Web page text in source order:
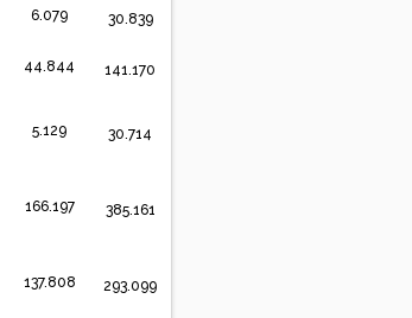
6.079 30.839
44.844 141.170
5.129 30.714
166.197 385.161
137.808 293.099